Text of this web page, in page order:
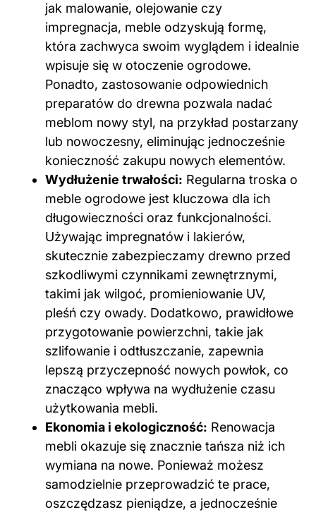
jak malowanie, olejowanie czy
impregnacja, meble odzyskują formę,
która zachwyca swoim wyglądem i idealnie
wpisuje się w otoczenie ogrodowe.
Ponadto, zastosowanie odpowiednich
preparatów do drewna pozwala nadać
meblom nowy styl, na przykład postarzany
lub nowoczesny, eliminując jednocześnie
konieczność zakupu nowych elementów.
Wydłużenie trwałości: Regularna troska o
meble ogrodowe jest kluczowa dla ich
długowieczności oraz funkcjonalności.
Używając impregnatów i lakierów,
skutecznie zabezpieczamy drewno przed
szkodliwymi czynnikami zewnętrznymi,
takimi jak wilgoć, promieniowanie UV,
pleśń czy owady. Dodatkowo, prawidłowe
przygotowanie powierzchni, takie jak
szlifowanie i odtłuszczanie, zapewnia
lepszą przyczepność nowych powłok, co
znacząco wpływa na wydłużenie czasu
użytkowania mebli.
Ekonomia i ekologiczność: Renowacja
mebli okazuje się znacznie tańsza niż ich
wymiana na nowe. Ponieważ możesz
samodzielnie przeprowadzić te prace,
oszczędzasz pieniądze, a jednocześnie